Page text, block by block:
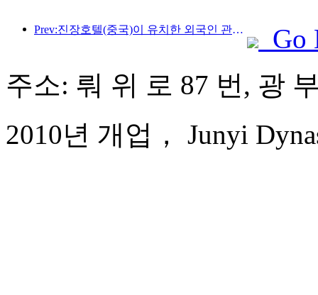
Prev:진장호텔(중국)이 유치한 외국인 관광객 수가 전년 대비 9배 이상 증가했다.
Go
주소: 뤄 위 로 87 번, 광
2010년 개업， Junyi